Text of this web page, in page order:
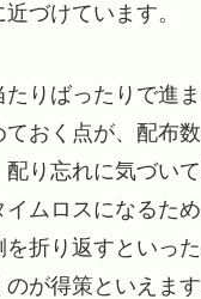
づけています。
りばったりで進
ておく点が、配布
り忘れに気づい
ムロスになるた
折り返すといっ
が得策といえま